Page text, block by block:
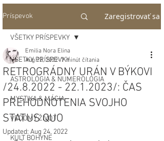
Príspevok Zaregistrovať sa
VŠETKY PRÍSPEVKY
ASTROLÓGIA & NUMEROLÓGIA
MYSTIKA & MÁGIA
VEDOMÝ ŽIVOT
KULT BOHYNE
VŠETKY PRÍSPEVKY
RETROGRÁDNY URÁN V BÝKOVI
/24.8.2022 - 22.1.2023/: ČAS
PREHODNOTENIA SVOJHO
STATUS QUO
Emilia Nora Elina
Aug 22, 2022 7 minút čítania
Updated: Aug 24, 2022